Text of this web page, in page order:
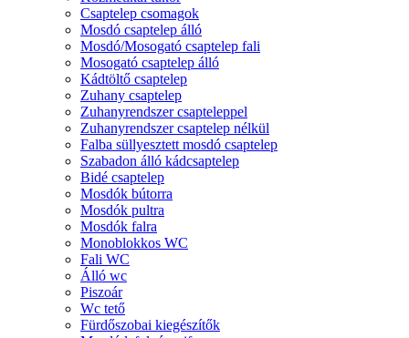
Csaptelep csomagok
Mosdó csaptelep álló
Mosdó/Mosogató csaptelep fali
Mosogató csaptelep álló
Kádtöltő csaptelep
Zuhany csaptelep
Zuhanyrendszer csapteleppel
Zuhanyrendszer csaptelep nélkül
Falba süllyesztett mosdó csaptelep
Szabadon álló kádcsaptelep
Bidé csaptelep
Mosdók bútorra
Mosdók pultra
Mosdók falra
Monoblokkos WC
Fali WC
Álló wc
Piszoár
Wc tető
Fürdőszobai kiegészítők